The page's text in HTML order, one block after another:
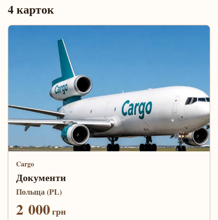
4карток
Cargo
Документи
Польща (PL)
2 000грн